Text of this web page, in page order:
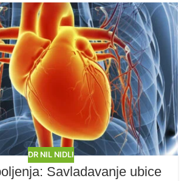
DR NIL NIDLI
Savladavanje ubice